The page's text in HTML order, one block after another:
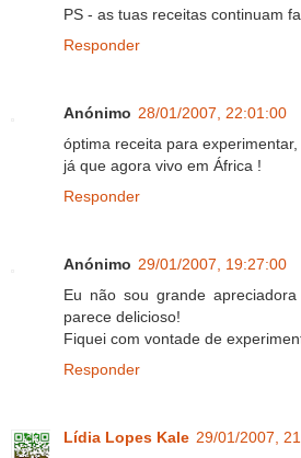
PS - as tuas receitas continuam
Responder
Anónimo 28/01/2007, 22:01:00
óptima receita para experimentar,
já que agora vivo em África !
Responder
Anónimo 29/01/2007, 19:27:00
Eu não sou grande
parece delicioso!
Fiquei com vontade de
Responder
Lídia Lopes Kale 29/01/2007,